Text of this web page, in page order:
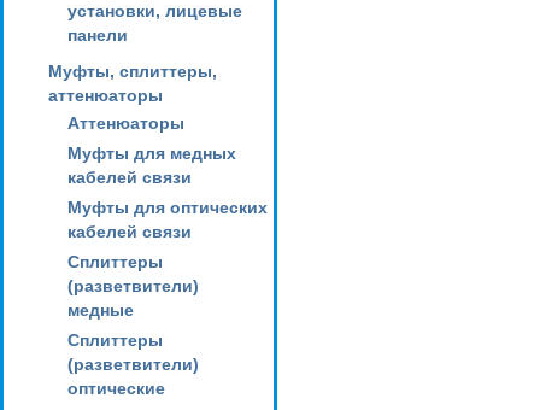
установки, лицевые
панели
Муфты, сплиттеры,
аттенюаторы
Аттенюаторы
Муфты для медных
кабелей связи
Муфты для оптических
кабелей связи
Сплиттеры
(разветвители)
медные
Сплиттеры
(разветвители)
оптические